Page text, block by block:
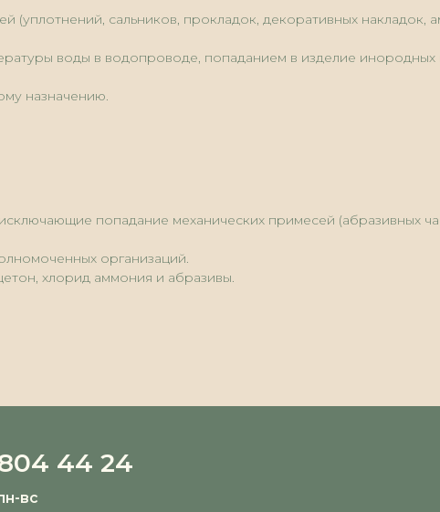
(уплотнений, сальников, прокладок, декоративных накладок,
воды в водопроводе, попаданием в изделие инородных
назначению.
попадание механических примесей (абразивных
организаций.
хлорид аммония и абразивы.
44 24
вс